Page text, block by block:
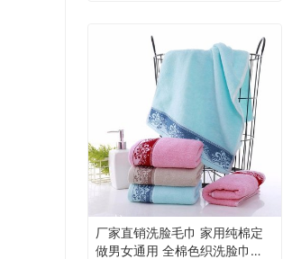
厂家直销洗脸毛巾 家用纯棉定
做男女通用 全棉色织洗脸巾厂